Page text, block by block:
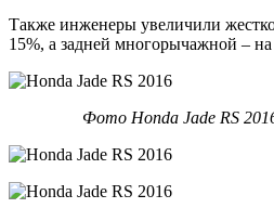
Также инженеры увеличили
15%, а задней многорычажной –
Фото Honda Jade RS